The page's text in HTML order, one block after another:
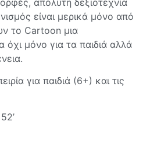
είναι μερικά μόνο από
το Cartoon μια
όχι μόνο για τα παιδιά αλλά
για παιδιά (6+) και τις